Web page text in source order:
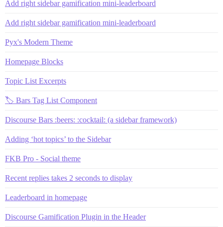
Add right sidebar gamification mini-leaderboard
Add right sidebar gamification mini-leaderboard
Pyx's Modern Theme
Homepage Blocks
Topic List Excerpts
🏷️ Bars Tag List Component
Discourse Bars :beers: :cocktail: (a sidebar framework)
Adding ‘hot topics’ to the Sidebar
FKB Pro - Social theme
Recent replies takes 2 seconds to display
Leaderboard in homepage
Discourse Gamification Plugin in the Header